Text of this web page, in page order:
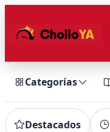
Categorías
Destacados